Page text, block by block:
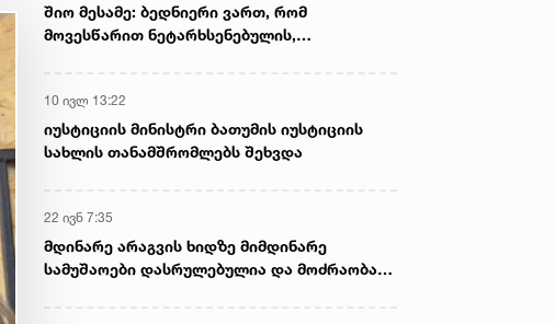
შიო მესამე: ბედნიერი ვართ, რომ
მოვესწარით ნეტარხსენებულის,
10 ივლ 13:22
იუსტიციის მინისტრი ბათუმის იუსტიციის
სახლის თანამშრომლებს შეხვდა
22 ივნ 7:35
მდინარე არაგვის ხიდზე მიმდინარე
სამუშაოები დასრულებულია და მოძრაობა